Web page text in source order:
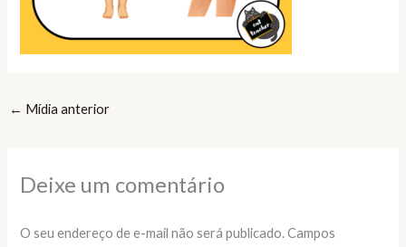
← Mídia anterior
Deixe um comentário
O seu endereço de e-mail não será publicado. Campos